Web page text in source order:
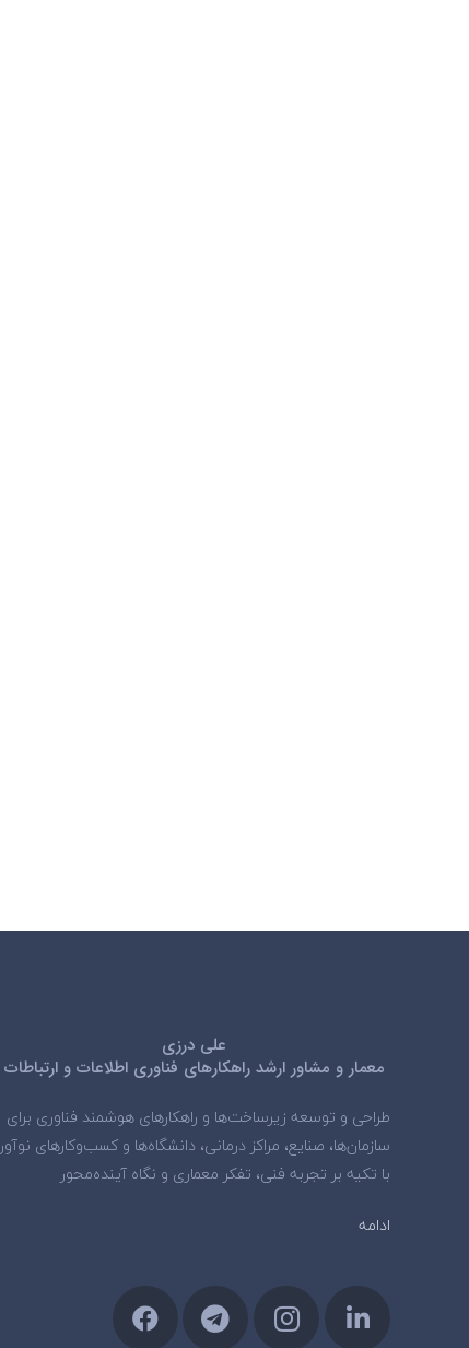
علی درزی
معمار و مشاور ارشد راهکارهای فناوری اطلاعات و ارتباطات
طراحی و توسعه زیرساخت‌ها و راهکارهای هوشمند فناوری برای
سازمان‌ها، صنایع، مراکز درمانی، دانشگاه‌ها و کسب‌وکارهای نوآور
با تکیه بر تجربه فنی، تفکر معماری و نگاه آینده‌محور
ادامه